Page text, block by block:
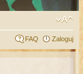
FAQ Zaloguj